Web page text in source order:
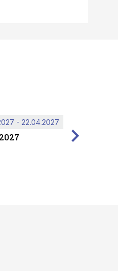
- 22.04.2027